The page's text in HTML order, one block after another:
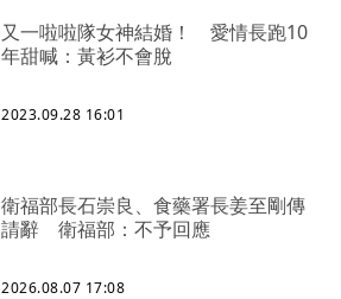
又一啦啦隊女神結婚！ 愛情長跑10
年甜喊：黃衫不會脫
2023.09.28 16:01
衛福部長石崇良、食藥署長姜至剛傳
請辭 衛福部：不予回應
2026.08.07 17:08